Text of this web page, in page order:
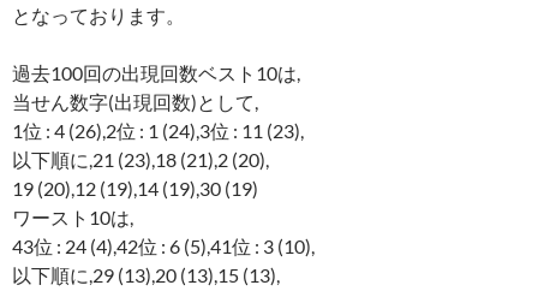
となっております。
過去100回の出現回数ベスト10は,
当せん数字(出現回数)として,
1位 : 4 (26),2位 : 1 (24),3位 : 11 (23),
以下順に,21 (23),18 (21),2 (20),
19 (20),12 (19),14 (19),30 (19)
ワースト10は,
43位 : 24 (4),42位 : 6 (5),41位 : 3 (10),
以下順に,29 (13),20 (13),15 (13),